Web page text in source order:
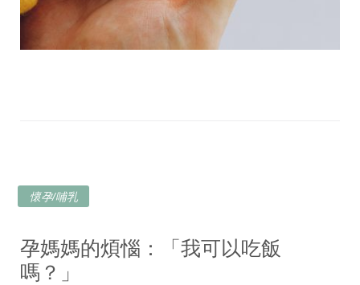
懷孕/哺乳
孕媽媽的煩惱：「我可以吃飯
嗎？」